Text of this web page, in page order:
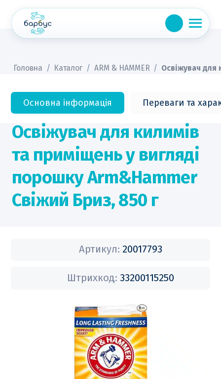
content
Головна / Каталог / ARM & HAMMER / Освіжувач для
Основна інформація Переваги та
Освіжувач для килимів
та приміщень у вигляді
порошку Arm&Hammer
Свіжий Бриз, 850 г
Артикул: 20017793
Штрихкод: 33200115250